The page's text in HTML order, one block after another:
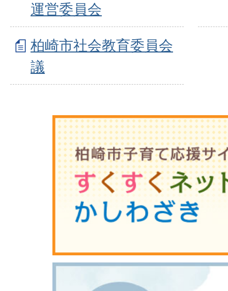
運営委員会
柏崎市社会教育委員会
議